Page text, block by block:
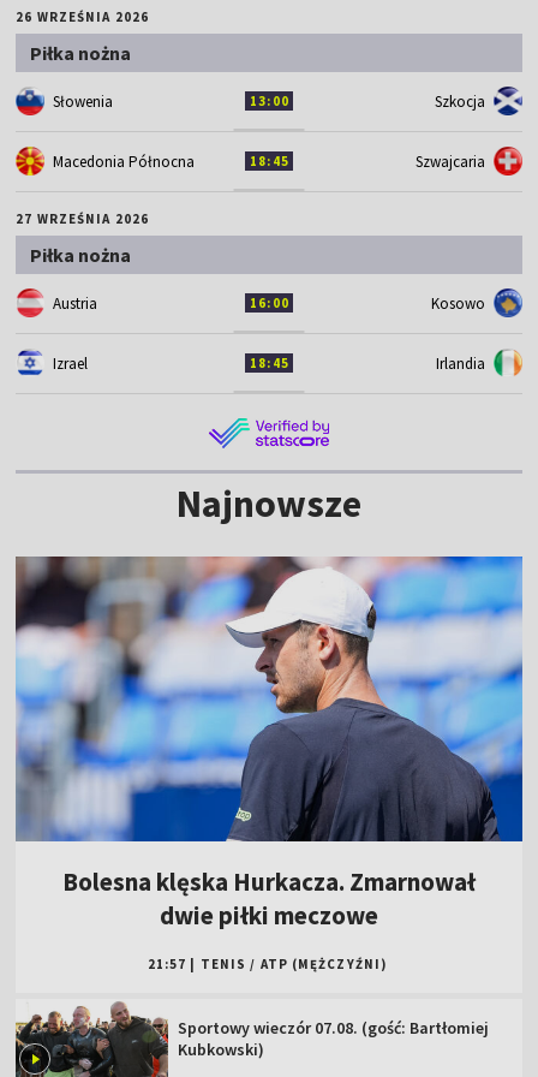
26 WRZEŚNIA 2026
Piłka nożna
Słowenia 13:00 Szkocja
Macedonia Północna 18:45 Szwajcaria
27 WRZEŚNIA 2026
Piłka nożna
Austria 16:00 Kosowo
Izrael 18:45 Irlandia
Najnowsze
Bolesna klęska Hurkacza. Zmarnował
dwie piłki meczowe
21:57 TENIS / ATP (MĘŻCZYŹNI)
Sportowy wieczór 07.08. (gość: Bartłomiej
Kubkowski)